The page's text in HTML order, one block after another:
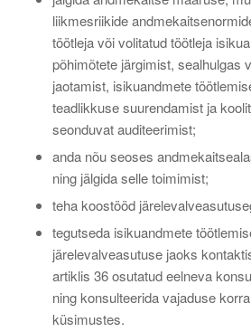
liikmesriikide
töötleja või volitatud töötleja
põhimõtete järgimist, sealhulgas
jaotamist, isikuandmete
teadlikkuse suurendamist ja
seonduvat auditeerimist;
anda nõu seoses
ning jälgida selle toimimist;
teha koostööd
tegutseda isikuandmete
järelevalveasutuse jaoks
artiklis 36 osutatud eelneva
ning konsulteerida vajaduse
küsimustes.